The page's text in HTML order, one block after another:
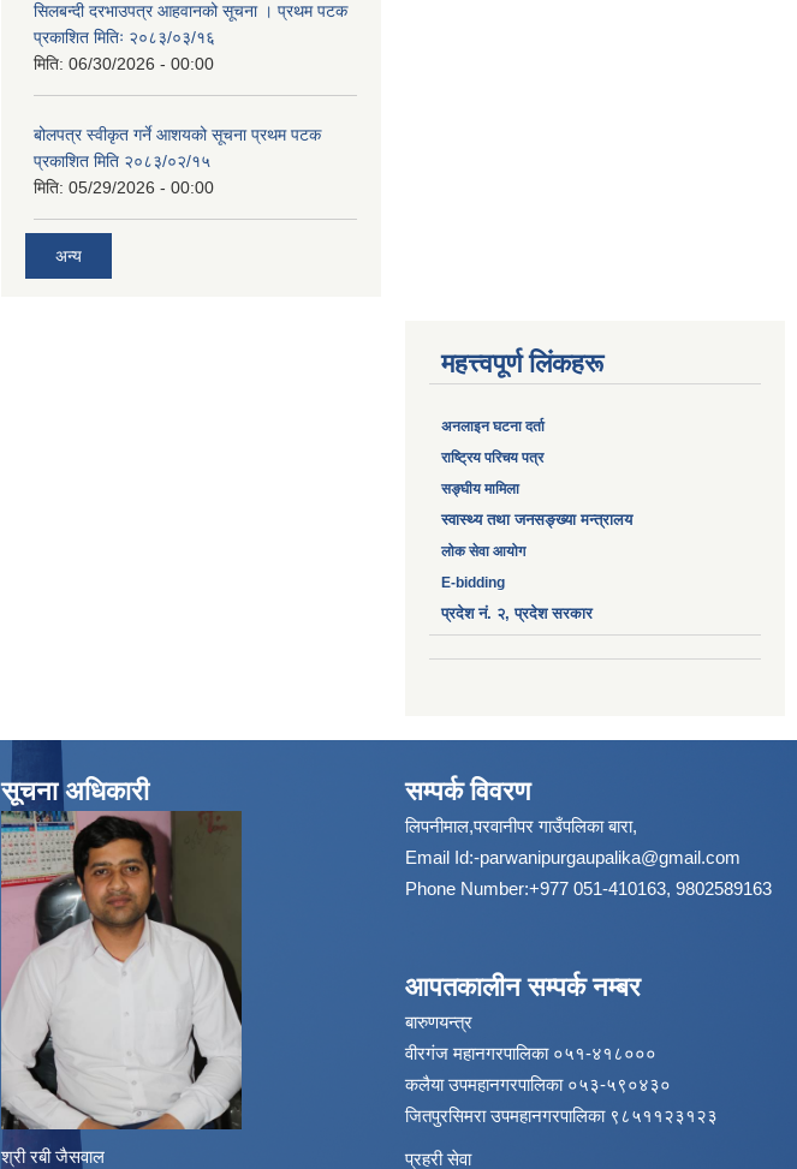
सिलबन्दी दरभाउपत्र आहवानको सूचना । प्रथम पटक
प्रकाशित मितिः २०८३/०३/१६
मिति: 06/30/2026 - 00:00
बोलपत्र स्वीकृत गर्ने आशयको सूचना प्रथम पटक
प्रकाशित मिति २०८३/०२/१५
मिति: 05/29/2026 - 00:00
अन्य
महत्त्वपूर्ण लिंकहरू
अनलाइन घटना दर्ता
‎राष्ट्रिय परिचय पत्र
सङ्‍घीय मामिला
स्वास्थ्य तथा जनसङ्ख्या मन्त्रालय
लोक सेवा आयोग
E-bidding
प्रदेश नं. २, प्रदेश सरकार
सूचना अधिकारी
श्री रबी जैसवाल
सम्पर्क विवरण
लिपनीमाल,परवानीपर गाउँपलिका बारा,
Email Id:-parwanipurgaupalika@gmail.com
Phone Number:+977 051-410163, 9802589163
आपतकालीन सम्पर्क नम्बर
बारुणयन्त्र
वीरगंज महानगरपालिका ०५१-४१८०००
कलैया उपमहानगरपालिका ०५३-५९०४३०
जितपुरसिमरा उपमहानगरपालिका ९८५११२३१२३
प्रहरी सेवा